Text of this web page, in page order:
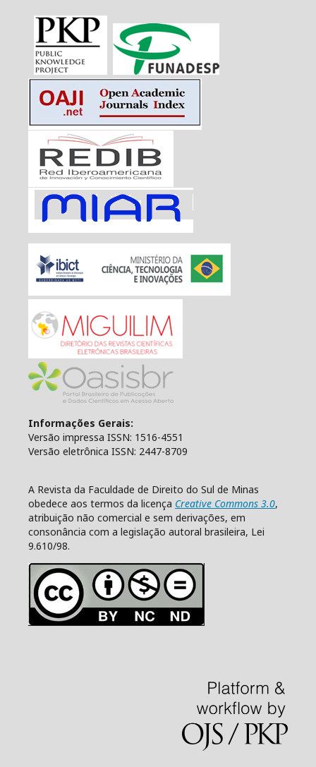
Informações Gerais:
Versão impressa ISSN: 1516-4551
Versão eletrônica ISSN: 2447-8709
A Revista da Faculdade de Direito do Sul de Minas
obedece aos termos da licença Creative Commons 3.0,
atribuição não comercial e sem derivações, em
consonância com a legislação autoral brasileira, Lei
9.610/98.